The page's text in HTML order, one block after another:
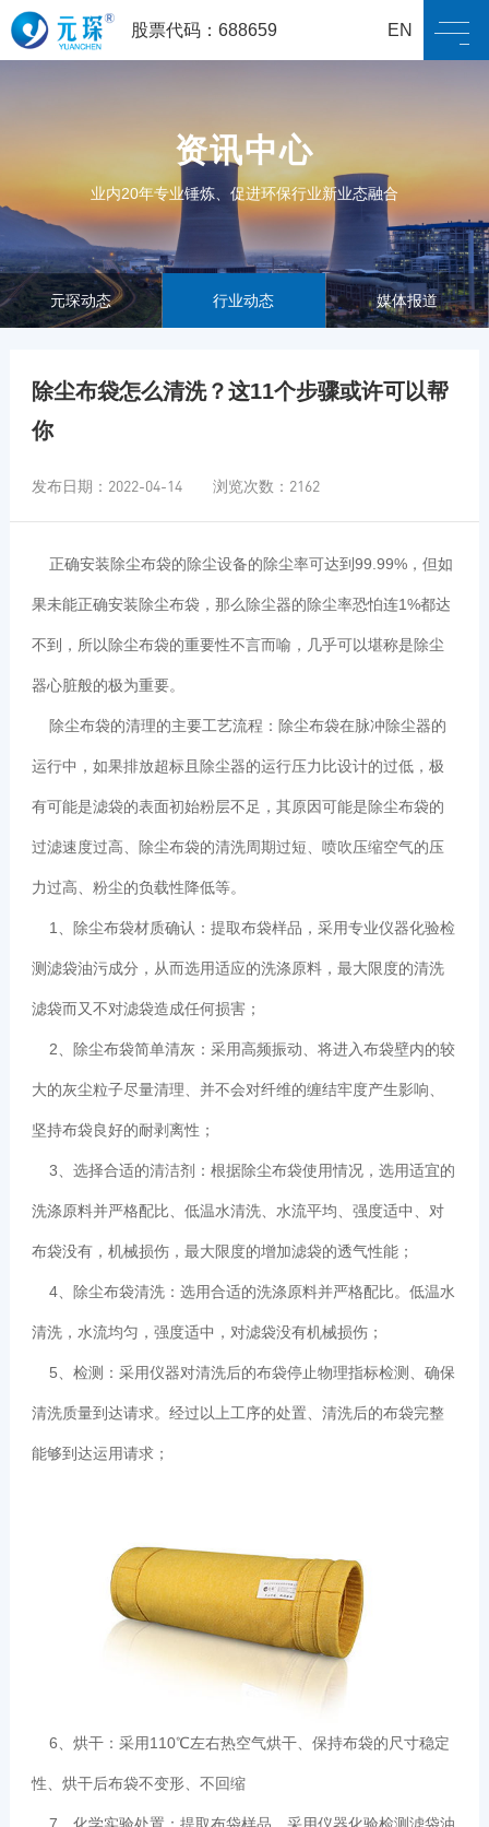
股票代码：688659 EN
资讯中心
业内20年专业锤炼、促进环保行业新业态融合
元琛动态 行业动态 媒体报道
除尘布袋怎么清洗？这11个步骤或许可以帮
你
发布日期：2022-04-14 浏览次数：2162
正确安装除尘布袋的除尘设备的除尘率可达到99.99%，但如
果未能正确安装除尘布袋，那么除尘器的除尘率恐怕连1%都达
不到，所以除尘布袋的重要性不言而喻，几乎可以堪称是除尘
器心脏般的极为重要。
除尘布袋的清理的主要工艺流程：除尘布袋在脉冲除尘器的
运行中，如果排放超标且除尘器的运行压力比设计的过低，极
有可能是滤袋的表面初始粉层不足，其原因可能是除尘布袋的
过滤速度过高、除尘布袋的清洗周期过短、喷吹压缩空气的压
力过高、粉尘的负载性降低等。
1、除尘布袋材质确认：提取布袋样品，采用专业仪器化验检
测滤袋油污成分，从而选用适应的洗涤原料，最大限度的清洗
滤袋而又不对滤袋造成任何损害；
2、除尘布袋简单清灰：采用高频振动、将进入布袋壁内的较
大的灰尘粒子尽量清理、并不会对纤维的缠结牢度产生影响、
坚持布袋良好的耐剥离性；
3、选择合适的清洁剂：根据除尘布袋使用情况，选用适宜的
洗涤原料并严格配比、低温水清洗、水流平均、强度适中、对
布袋没有，机械损伤，最大限度的增加滤袋的透气性能；
4、除尘布袋清洗：选用合适的洗涤原料并严格配比。低温水
清洗，水流均匀，强度适中，对滤袋没有机械损伤；
5、检测：采用仪器对清洗后的布袋停止物理指标检测、确保
清洗质量到达请求。经过以上工序的处置、清洗后的布袋完整
能够到达运用请求；
6、烘干：采用110℃左右热空气烘干、保持布袋的尺寸稳定
性、烘干后布袋不变形、不回缩
7、化学实验处置：提取布袋样品、采用仪器化验检测滤袋油